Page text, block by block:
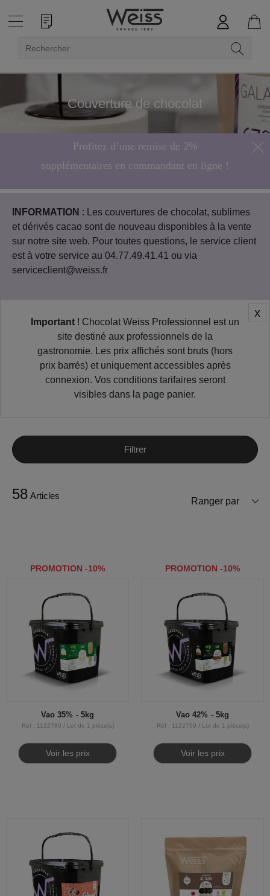
Couverture de chocolat
Profitez d’une remise de 2%
supplémentaires en commandant en ligne !
INFORMATION : Les couvertures de chocolat, sublimes
et dérivés cacao sont de nouveau disponibles à la vente
sur notre site web. Pour toutes questions, le service client
est à votre service au 04.77.49.41.41 ou via
serviceclient@weiss.fr
Important ! Chocolat Weiss Professionnel est un
site destiné aux professionnels de la
gastronomie. Les prix affichés sont bruts (hors
prix barrés) et uniquement accessibles après
connexion. Vos conditions tarifaires seront
visibles dans la page panier.
x
Filtrer
58 Articles
Ranger par
PROMOTION -10%
Vao 35% - 5kg
Réf : 1122780 / Lot de 1 pièce(s)
Voir les prix
PROMOTION -10%
Vao 42% - 5kg
Réf : 1122769 / Lot de 1 pièce(s)
Voir les prix